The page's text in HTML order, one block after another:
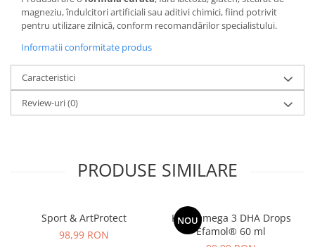
magneziu, îndulcitori artificiali sau aditivi chimici, fiind potrivit
pentru utilizare zilnică, conform recomandărilor specialistului.
Informatii conformitate produs
Caracteristici
Review-uri(0)
PRODUSE SIMILARE
Sport & ArtProtect
98,99 RON
NOU
Kids Omega 3 DHA Drops
Efamol® 60 ml